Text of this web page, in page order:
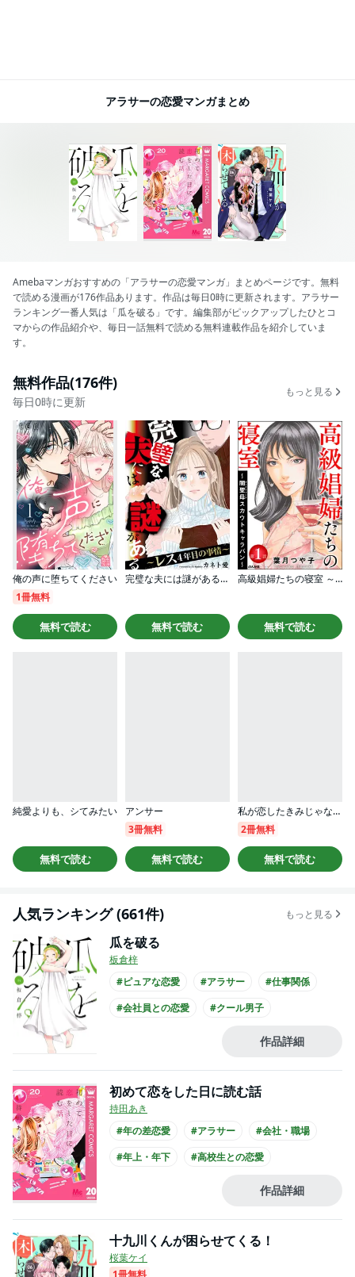
アラサーの恋愛マンガまとめ
Amebaマンガおすすめの「アラサーの恋愛マンガ」まとめページです。無料
で読める漫画が176作品あります。作品は毎日0時に更新されます。アラサー
ランキング一番人気は「瓜を破る」です。編集部がピックアップしたひとコ
マからの作品紹介や、毎日一話無料で読める無料連載作品を紹介していま
す。
無料作品(176件)
毎日0時に更新
もっと見る
俺の声に堕ちてください
1冊無料
無料で読む
完璧な夫には謎がある～レス4年目の事情～
無料で読む
高級娼婦たちの寝室 ～闇聖母スカウトキャラバン～（分冊版）
無料で読む
純愛よりも、シてみたい
無料で読む
アンサー
3冊無料
無料で読む
私が恋したきみじゃない（分冊版）
2冊無料
無料で読む
人気ランキング (661件) もっと見る
瓜を破る
板倉梓
#ピュアな恋愛
#アラサー
#仕事関係
#会社員との恋愛
#クール男子
#主人公が会社員
作品詳細
初めて恋をした日に読む話
持田あき
#年の差恋愛
#アラサー
#会社・職場
#年上・年下
#高校生との恋愛
作品詳細
十九川くんが困らせてくる！
桜葉ケイ
1冊無料